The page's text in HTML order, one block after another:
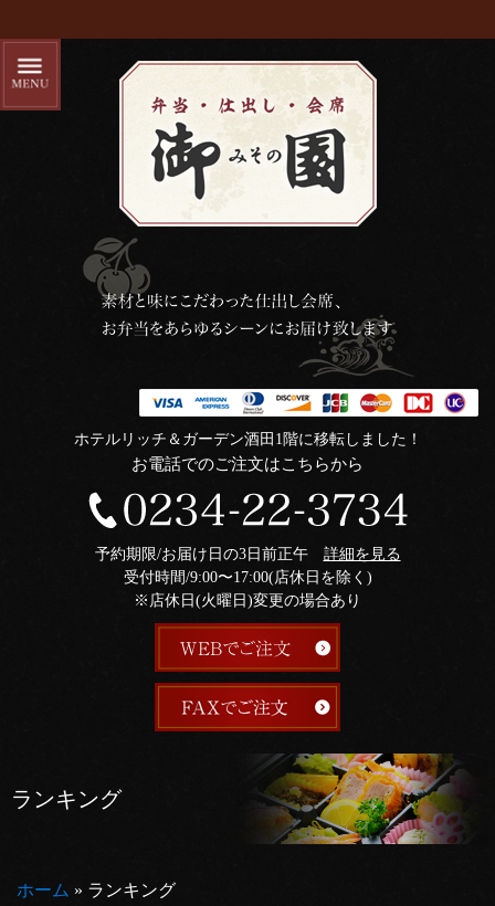
ホテルリッチ＆ガーデン酒田1階に移転しました！
お電話でのご注文はこちらから
予約期限/お届け日の3日前正午 詳細を見る
受付時間/9:00〜17:00(店休日を除く)
※店休日(火曜日)変更の場合あり
ランキング
ホーム » ランキング